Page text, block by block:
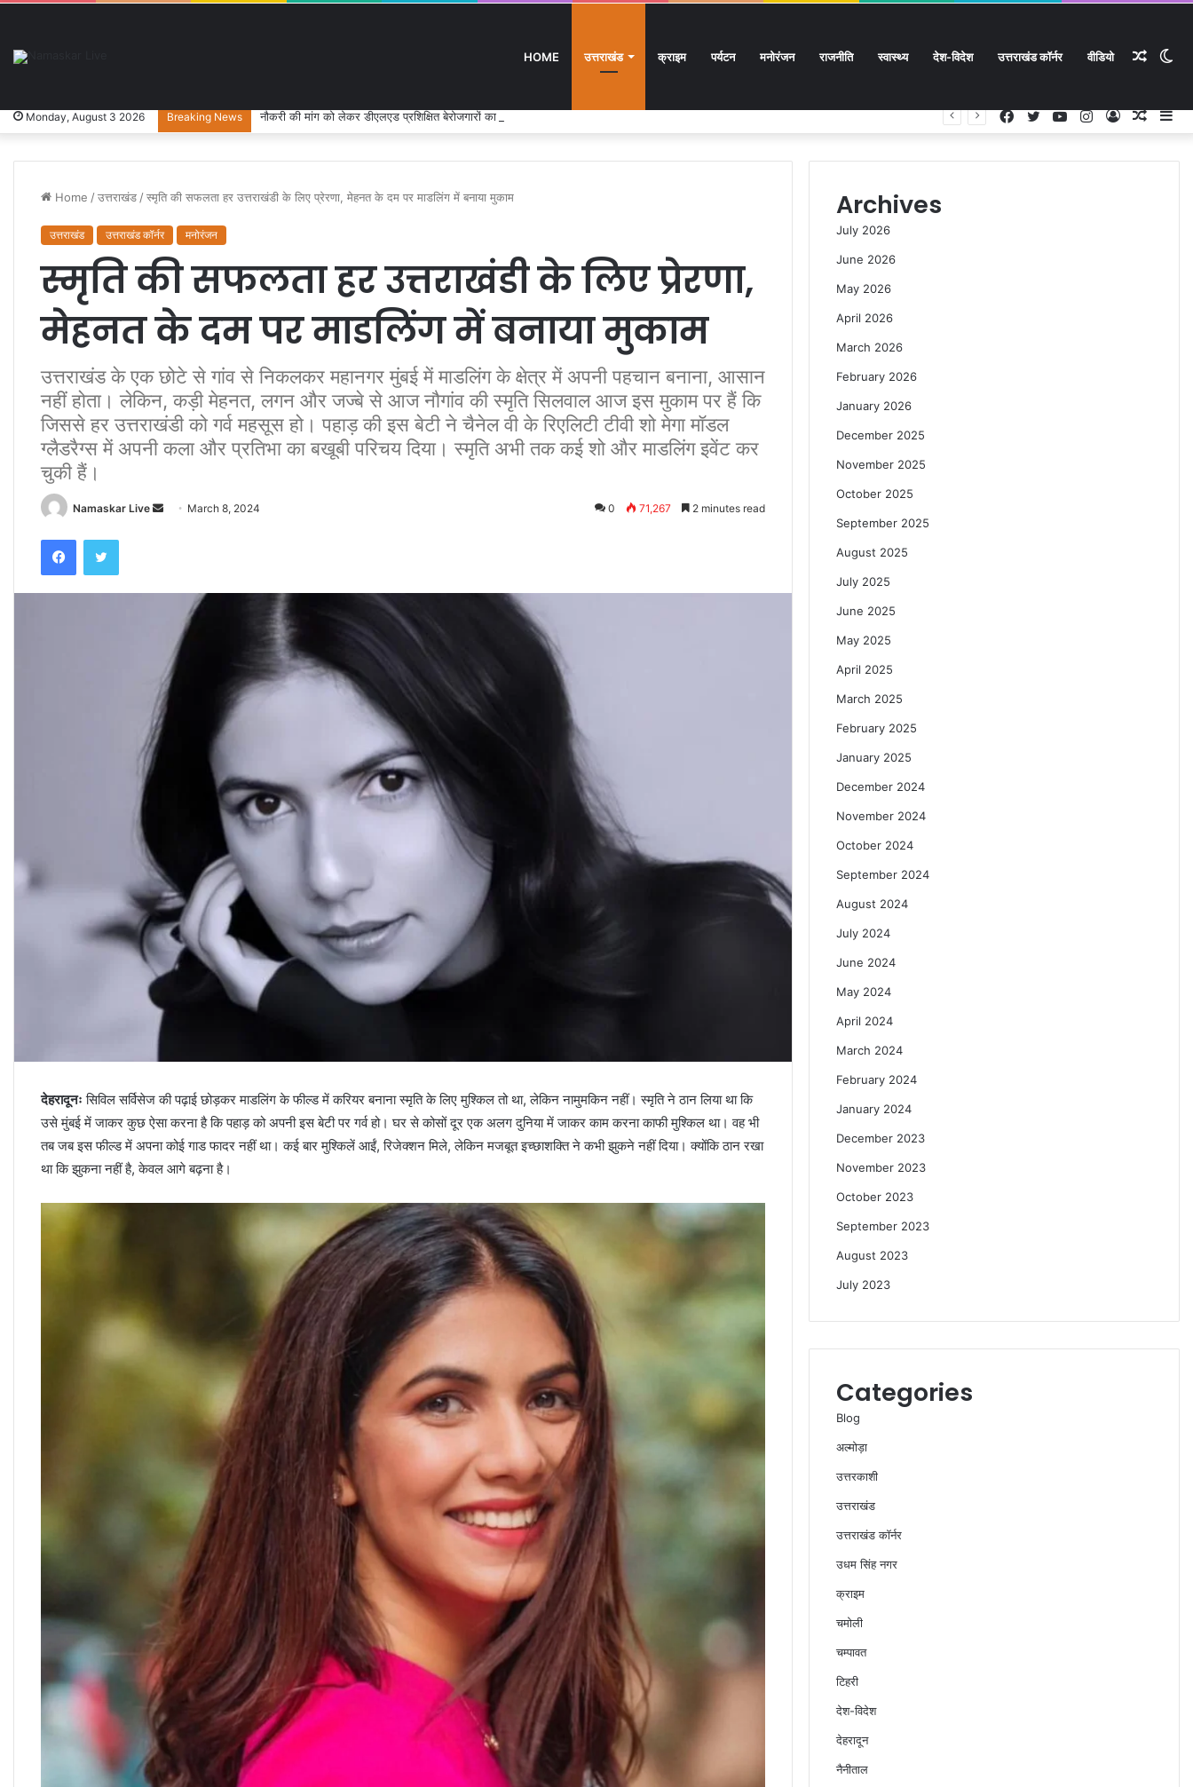
HOME उत्तराखंड क्राइम पर्यटन मनोरंजन राजनीति स्वास्थ्य देश-विदेश उत्तराखंड कॉर्नर वीडियो
Article
Monday, August 3 2026 Breaking News नौकरी की मांग को लेकर डीएलएड प्रशिक्षित बेरोजगारों का मंत्री आवास कूच, पुलिस ने रोका
Log
Instagram
YouTube
Twitter
Facebook
Home /उत्तराखंड /स्मृति की सफलता हर उत्तराखंडी के लिए प्रेरणा, मेहनत के दम पर माडलिंग में बनाया मुकाम
उत्तराखंड उत्तराखंड कॉर्नर मनोरंजन
स्मृति की सफलता हर उत्तराखंडी के लिए प्रेरणा,
मेहनत के दम पर माडलिंग में बनाया मुकाम
उत्तराखंड के एक छोटे से गांव से निकलकर महानगर मुंबई में माडलिंग के क्षेत्र में अपनी पहचान बनाना, आसान
नहीं होता। लेकिन, कड़ी मेहनत, लगन और जज्बे से आज नौगांव की स्मृति सिलवाल आज इस मुकाम पर हैं कि
जिससे हर उत्तराखंडी को गर्व महसूस हो। पहाड़ की इस बेटी ने चैनेल वी के रिएलिटी टीवी शो मेगा मॉडल
ग्लैडरैग्स में अपनी कला और प्रतिभा का बखूबी परिचय दिया। स्मृति अभी तक कई शो और माडलिंग इवेंट कर
चुकी हैं।
Namaskar Live
a
a
i
l
March 8, 2024 0 71,267 2 minutes read
देहरादूनः सिविल सर्विसेज की पढ़ाई छोड़कर माडलिंग के फील्ड में करियर बनाना स्मृति के लिए मुश्किल तो था, लेकिन नामुमकिन नहीं। स्मृति ने ठान लिया था कि
उसे मुंबई में जाकर कुछ ऐसा करना है कि पहाड़ को अपनी इस बेटी पर गर्व हो। घर से कोसों दूर एक अलग दुनिया में जाकर काम करना काफी मुश्किल था। वह भी
तब जब इस फील्ड में अपना कोई गाड फादर नहीं था। कई बार मुश्किलें आईं, रिजेक्शन मिले, लेकिन मजबूत इच्छाशक्ति ने कभी झुकने नहीं दिया। क्योंकि ठान रखा
था कि झुकना नहीं है, केवल आगे बढ़ना है।
Archives
July 2026
June 2026
May 2026
April 2026
March 2026
February 2026
January 2026
December 2025
November 2025
October 2025
September 2025
August 2025
July 2025
June 2025
May 2025
April 2025
March 2025
February 2025
January 2025
December 2024
November 2024
October 2024
September 2024
August 2024
July 2024
June 2024
May 2024
April 2024
March 2024
February 2024
January 2024
December 2023
November 2023
October 2023
September 2023
August 2023
July 2023
Categories
Blog
अल्मोड़ा
उत्तरकाशी
उत्तराखंड
उत्तराखंड कॉर्नर
उधम सिंह नगर
क्राइम
चमोली
चम्पावत
टिहरी
देश-विदेश
देहरादून
नैनीताल